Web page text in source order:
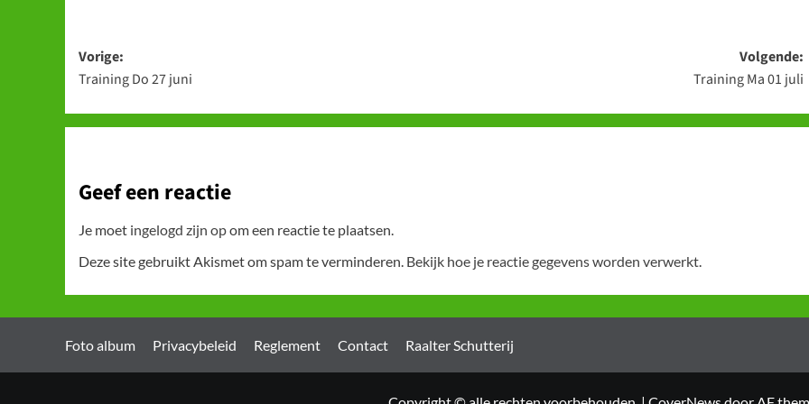
Bericht
navigatie
Vorige:
Training Do 27 juni
Volgende:
Training Ma 01 juli
Geef een reactie
Je moet ingelogd zijn opom een reactie te plaatsen.
Deze site gebruikt Akismet om spam te verminderen. Bekijk hoe je reactie gegevens worden verwerkt.
Foto album Privacybeleid Reglement Contact Raalter Schutterij